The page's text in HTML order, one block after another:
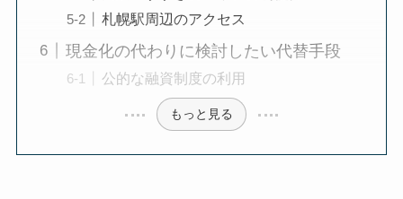
札幌駅周辺のアクセス
現金化の代わりに検討したい代替手段
公的な融資制度の利用
もっと見る